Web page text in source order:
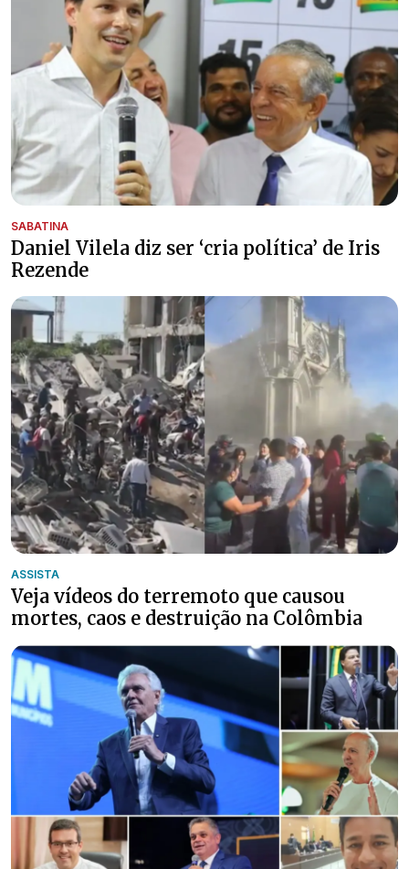
SABATINA
Daniel Vilela diz ser ‘cria política’ de Iris
Rezende
ASSISTA
Veja vídeos do terremoto que causou
mortes, caos e destruição na Colômbia